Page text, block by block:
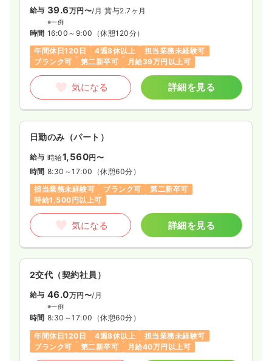
給与 39.6万円〜/月 賞与2.7ヶ月
※一例
時間 16:00～9:00 （休憩120分）
年間休日120日
4週8休以上
担当業務未経験可
ブランク可
第二新卒可 月給39万円以上可
気になる 詳細を見る
日勤のみ（パート）
給与 時給1,560円〜
時間 8:30～17:00 （休憩60分）
担当業務未経験可
ブランク可
第二新卒可
時給1,500円以上可
気になる 詳細を見る
2交代（契約社員）
給与 46.0万円〜/月
※一例
時間 8:30～17:00 （休憩60分）
年間休日120日
4週8休以上
担当業務未経験可
ブランク可
第二新卒可 月給40万円以上可